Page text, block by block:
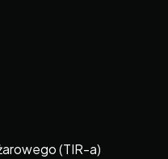
(TIR-a)